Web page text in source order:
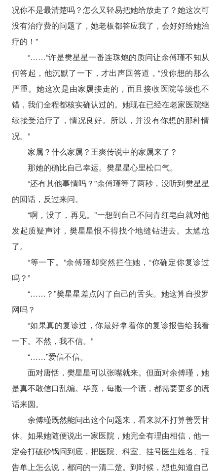
况你不是最清楚吗？怎么又轻易把她给放走了？她这次可
没有治疗费的问题了，她老板都答应我了，会好好给她治
疗的！”
“……”许是樊星星一番连珠炮的质问让余傅瑾不知从
何答起，他沉默了一下，才出声回答道，“没你想的那么
严重。她这次是由家属接走的，而且接收医院等级也不
错，我们全程都核实确认过的。她现在已经在老家医院继
续接受治疗了，情况良好。所以，并没有你想的那种情
况。”
家属？什么家属？王爽传说中的家属来了？
那她的确比自己幸运。樊星星心里松口气。
“还有其他事情吗？”余傅瑾等了两秒，没听到樊星星
的回话，反过来问。
“啊，没了，再见。”一想到自己不问青红皂白就对他
发起质疑声讨，樊星星恨不得找个地缝钻进去。太尴尬
了。
“等一下。”余傅瑾却突然拦住她，“你确定你复诊过
吗？”
“……？”樊星星差点闪了自己的舌头。她这算自投罗
网吗？
“如果真的复诊过，你最好拿着你的复诊报告给我看
一下。不然，我不信。”
“……”爱信不信。
面对唐恬，樊星星可以张嘴就来。但面对余傅瑾，她
是真不敢信口乱编。毕竟，每撒一个谎，都需要更多的谎
话来圆。
余傅瑾既然能问出这个问题来，看来就不打算善罢甘
休。如果她随便说出一家医院，她完全有理由相信，他一
定会打破砂锅问到底，把医院、科室、挂号医生姓名、报
告单上怎么说，都问的一清二楚。到时候，想也知道自己